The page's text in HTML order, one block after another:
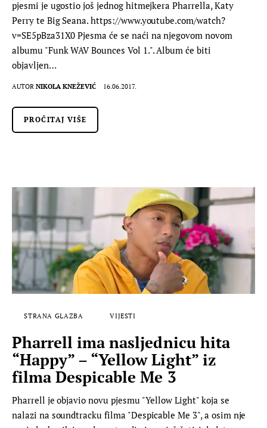
pjesmi je ugostio još jednog hitmejkera Pharrella, Katy
Perry te Big Seana. https://www.youtube.com/watch?
v=SE5pBza31X0 Pjesma će se naći na njegovom novom
albumu "Funk WAV Bounces Vol 1.". Album će biti
objavljen…
AUTOR NIKOLA KNEŽEVIĆ 16.06.2017.
PROČITAJ VIŠE
STRANA GLAZBA VIJESTI
Pharrell ima nasljednicu hita
“Happy” – “Yellow Light” iz
filma Despicable Me 3
Pharrell je objavio novu pjesmu "Yellow Light" koja se
nalazi na soundtracku filma "Despicable Me 3", a osim nje